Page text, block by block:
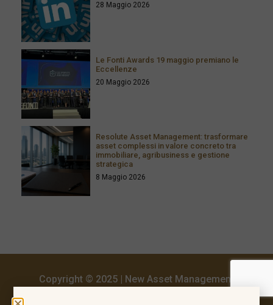
28 Maggio 2026
Le Fonti Awards 19 maggio premiano le
Eccellenze
20 Maggio 2026
Resolute Asset Management: trasformare
asset complessi in valore concreto tra
immobiliare, agribusiness e gestione
strategica
8 Maggio 2026
Copyright © 2025 | New Asset Management